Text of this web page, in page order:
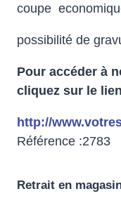
coupe
possibilité de
Pour accéder à
cliquez sur le lien
http://
Référence :2783
Retrait en